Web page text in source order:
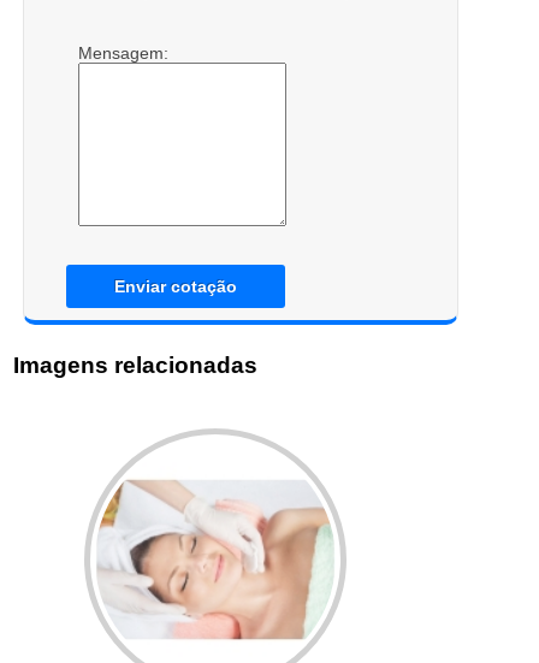
Mensagem:
Enviar cotação
Imagens relacionadas